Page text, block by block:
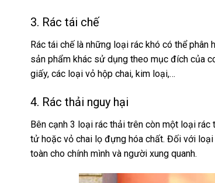
3. Rác tái chế
Rác tái chế là những loại rác khó có thể phân
sản phẩm khác sử dụng theo mục đích của
giấy, các loại vỏ hộp chai, kim loại,…
4. Rác thải nguy hại
Bên cạnh 3 loại rác thải trên còn một loại
tử hoặc vỏ chai lọ đựng hóa chất. Đối với
toàn cho chính mình và người xung quanh.